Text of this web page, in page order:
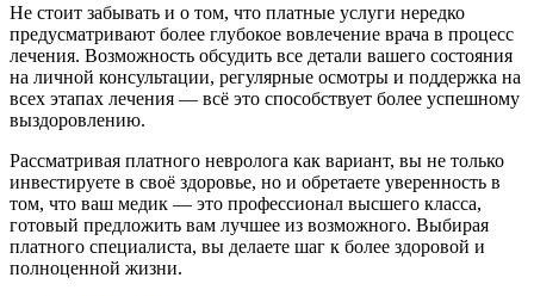
Не стоит забывать и о том, что платные услуги нередко
предусматривают более глубокое вовлечение врача в процесс
лечения. Возможность обсудить все детали вашего состояния
на личной консультации, регулярные осмотры и поддержка на
всех этапах лечения — всё это способствует более успешному
выздоровлению.
Рассматривая платного невролога как вариант, вы не только
инвестируете в своё здоровье, но и обретаете уверенность в
том, что ваш медик — это профессионал высшего класса,
готовый предложить вам лучшее из возможного. Выбирая
платного специалиста, вы делаете шаг к более здоровой и
полноценной жизни.